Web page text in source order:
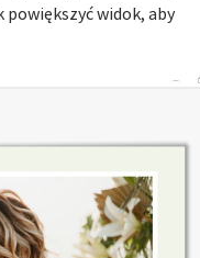
widok, aby